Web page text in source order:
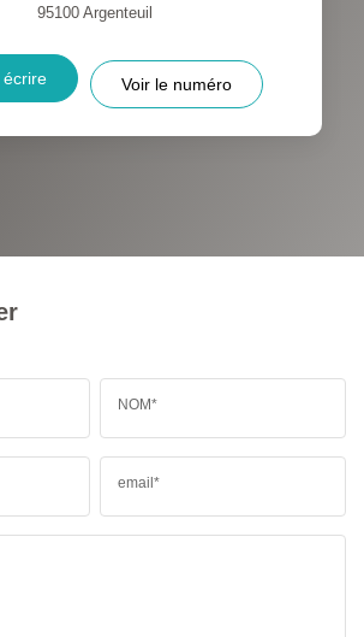
VOITURE
: SUPERFICIE :
95100 Argenteuil
écrire Voir le numéro
NOM*
email*